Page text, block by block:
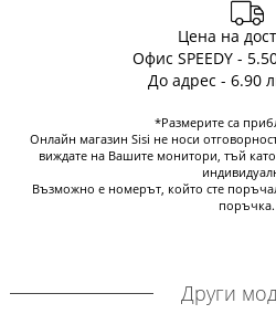
Цена на
Офис SPEEDY -
До адрес - 6.90
*Размерите са
Онлайн магазин Sisi не носи
виждате на Вашите монитори, тъй
Възможно е номерът, който сте
поръчка.
Други